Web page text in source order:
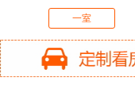
一室